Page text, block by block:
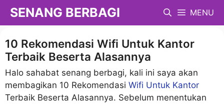
Langsung
SENANG BERBAGI MENU
10 Rekomendasi Wifi Untuk Kantor
Terbaik Beserta Alasannya
Halo sahabat senang berbagi, kali ini saya akan
membagikan 10 Rekomendasi Wifi Untuk Kantor
Terbaik Beserta Alasannya. Sebelum menentukan